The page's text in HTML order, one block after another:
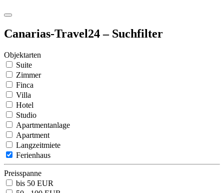
Canarias-Travel24 – Suchfilter
Objektarten
Suite
Zimmer
Finca
Villa
Hotel
Studio
Apartmentanlage
Apartment
Langzeitmiete
Ferienhaus
Preisspanne
bis 50 EUR